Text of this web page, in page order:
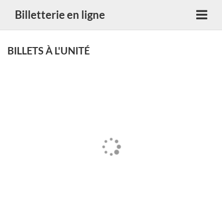
Billetterie en ligne
BILLETS À L'UNITÉ